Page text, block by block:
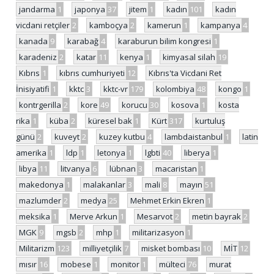
jandarma 1 japonya 37 jitem 1 kadın 101
kadın
vicdani retçiler 2 kamboçya 2 kamerun 1 kampanya 4
kanada 9 karabağ 4 karaburun bilim kongresi 1
karadeniz 2 katar 11 kenya 1 kimyasal silah 19
Kıbrıs 1 kıbrıs cumhuriyeti 12
Kıbrıs'ta Vicdani Ret
İnisiyatifi 1 kktc 3 kktc-vr 179 kolombiya 48 kongo 1
kontrgerilla 2 kore 49 korucu 30 kosova 1
kosta
rika 1 küba 2 küresel bak 1 Kürt 317
kurtuluş
günü 2 kuveyt 2 kuzey kutbu 4 lambdaistanbul 1
latin
amerika 1 ldp 1 letonya 1 lgbti 40 liberya 1
libya 11 litvanya 6 lübnan 3 macaristan 1
makedonya 1 malakanlar 3 mali 8 mayın 51
mazlumder 2 medya 25 Mehmet Erkin Ekren 1
meksika 1 Merve Arkun 1 Mesarvot 2 metin bayrak 2
MGK 9 mgsb 2 mhp 1 militarizasyon 1
Militarizm 123 milliyetçilik 7 misket bombası 10 MİT 12
mısır 16 mobese 1 monitor 1 mülteci 76
murat